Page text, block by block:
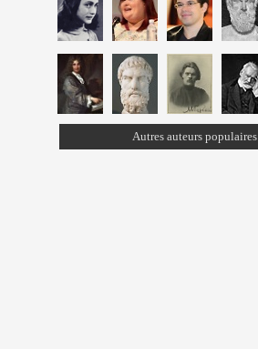
Autres auteurs populaires